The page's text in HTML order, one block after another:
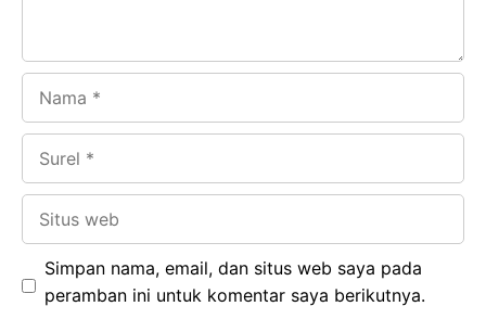
Simpan nama, email, dan situs web saya pada
peramban ini untuk komentar saya berikutnya.